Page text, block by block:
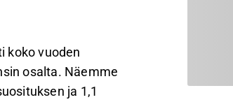
Q1:n ja
5 % kasvu ja
koko vuoden
osalta. Näemme
ja 1,1